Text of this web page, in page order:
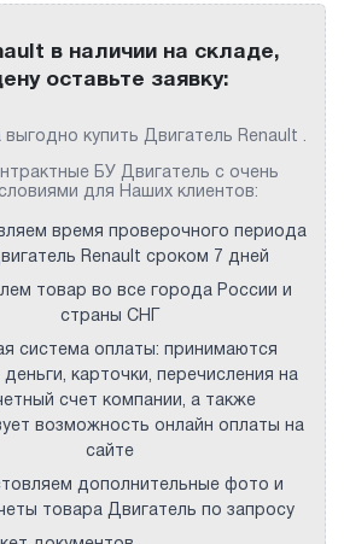
в наличии на складе,
оставьте заявку:
купить Двигатель Renault .
БУ Двигатель с очень
для Наших клиентов:
время проверочного периода
Renault сроком 7 дней
товар во все города России и
страны СНГ
система оплаты: принимаются
карточки, перечисления на
счет компании, а также
возможность онлайн оплаты на
сайте
дополнительные фото и
товара Двигатель по запросу